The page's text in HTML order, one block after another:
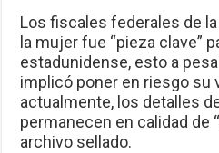
Los fiscales federales de
la mujer fue “pieza clave”
estadunidense, esto a
implicó poner en riesgo su
actualmente, los detalles
permanecen en calidad de
archivo sellado.